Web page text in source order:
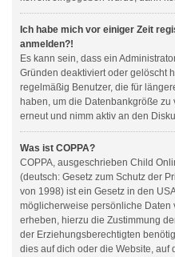
Ich habe mich vor einiger Zeit
anmelden?!
Es kann sein, dass ein
Gründen deaktiviert oder gelöscht
regelmäßig Benutzer, die für
haben, um die Datenbankgröße
erneut und nimm aktiv an den
Was ist COPPA?
COPPA, ausgeschrieben Child
(deutsch: Gesetz zum Schutz der
von 1998) ist ein Gesetz in den
möglicherweise persönliche Daten
erheben, hierzu die Zustimmung
der Erziehungsberechtigten
dies auf dich oder die Website, auf